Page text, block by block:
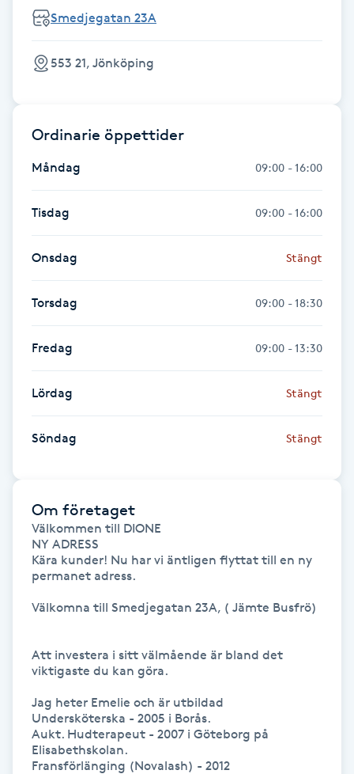
Gruppträning
Gua Sha-massage
Hatha Yoga
Hot Stone Massage
Hot yoga
Huduppstramning
Hudvård
Hyaluronsyra
Smedjegatan 23A
553 21, Jönköping
Ordinarie öppettider
Måndag 09:00 - 16:00
Tisdag 09:00 - 16:00
Onsdag Stängt
Torsdag 09:00 - 18:30
Fredag 09:00 - 13:30
Lördag Stängt
Söndag Stängt
Om företaget
Välkommen till DIONE
NY ADRESS
Kära kunder! Nu har vi äntligen flyttat till en ny
permanet adress.
Välkomna till Smedjegatan 23A, ( Jämte Busfrö)
Att investera i sitt välmående är bland det
viktigaste du kan göra.
Jag heter Emelie och är utbildad
Undersköterska - 2005 i Borås.
Aukt. Hudterapeut - 2007 i Göteborg på
Elisabethskolan.
Fransförlänging (Novalash) - 2012